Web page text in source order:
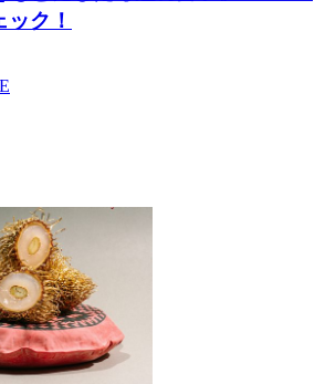
ク！